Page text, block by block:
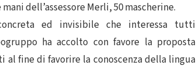
dell’assessore Merli, 50 mascherine.
ed invisibile che interessa tutti
ha accolto con favore la proposta
al fine di favorire la conoscenza della lingua